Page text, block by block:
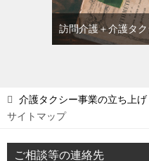
訪問介護＋介護タ
介護タクシー事業の立ち上
サイトマップ
ご相談等の連絡先